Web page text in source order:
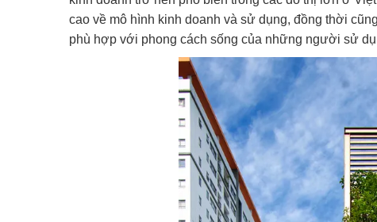
cao về mô hình kinh doanh và sử dụng, đồng thời
phù hợp với phong cách sống của những người sử